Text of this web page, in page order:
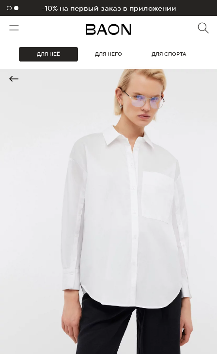
1000 бонусов на первый заказ
ДЛЯ НЕЁ ДЛЯ НЕГО ДЛЯ СПОРТА